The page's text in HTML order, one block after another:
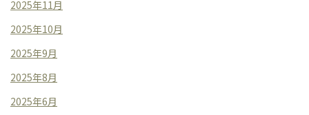
2025年11月
2025年10月
2025年9月
2025年8月
2025年6月